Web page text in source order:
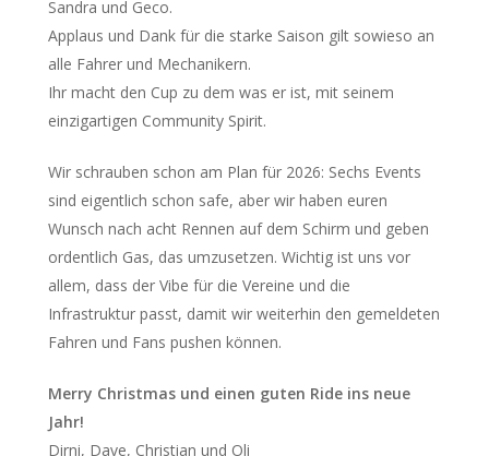
Sandra und Geco.
Applaus und Dank für die starke Saison gilt sowieso an
alle Fahrer und Mechanikern.
Ihr macht den Cup zu dem was er ist, mit seinem
einzigartigen Community Spirit.
Wir schrauben schon am Plan für 2026: Sechs Events
sind eigentlich schon safe, aber wir haben euren
Wunsch nach acht Rennen auf dem Schirm und geben
ordentlich Gas, das umzusetzen. Wichtig ist uns vor
allem, dass der Vibe für die Vereine und die
Infrastruktur passt, damit wir weiterhin den gemeldeten
Fahren und Fans pushen können.
Merry Christmas und einen guten Ride ins neue
Jahr!
Dirni, Dave, Christian und Oli